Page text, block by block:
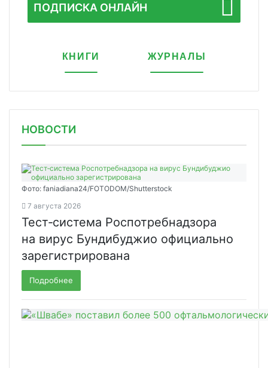
ПОДПИСКА ОНЛАЙН
КНИГИ ЖУРНАЛЫ
НОВОСТИ
Фото: faniadiana24/FOTODOM/Shutterstock
7 августа 2026
Тест‑система Роспотребнадзора
на вирус Бундибуджио официально
зарегистрирована
Подробнее